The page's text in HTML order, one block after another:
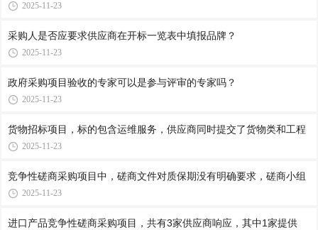
2025-11-23
采购人是否应要求供应商在开标一览表中填报品牌？
2025-11-23
政府采购项目验收的专家可以是参与评审的专家吗？
2025-11-23
货物招标项目，标的包含运维服务，供应商同时提交了货物类和工程
2025-11-23
竞争性磋商采购项目中，磋商文件对质保期没有明确要求，磋商小组
2025-11-23
进口产品竞争性磋商采购项目，共有3家供应商响应，其中1家提供